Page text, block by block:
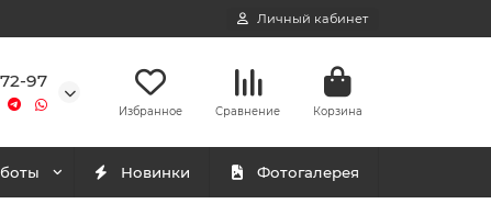
Личный кабинет
97
Избранное Сравнение Корзина
Новинки Фотогалерея